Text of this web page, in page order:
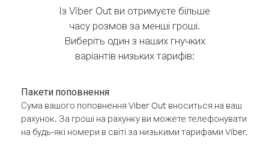
Із Viber Out ви отримуєте більше
часу розмов за менші гроші.
Виберіть один з наших гнучких
варіантів низьких тарифів:
Пакети поповнення
Сума вашого поповнення Viber Out вноситься на ваш
рахунок. За гроші на рахунку ви можете телефонувати
на будь-які номери в світі за низькими тарифами Viber.